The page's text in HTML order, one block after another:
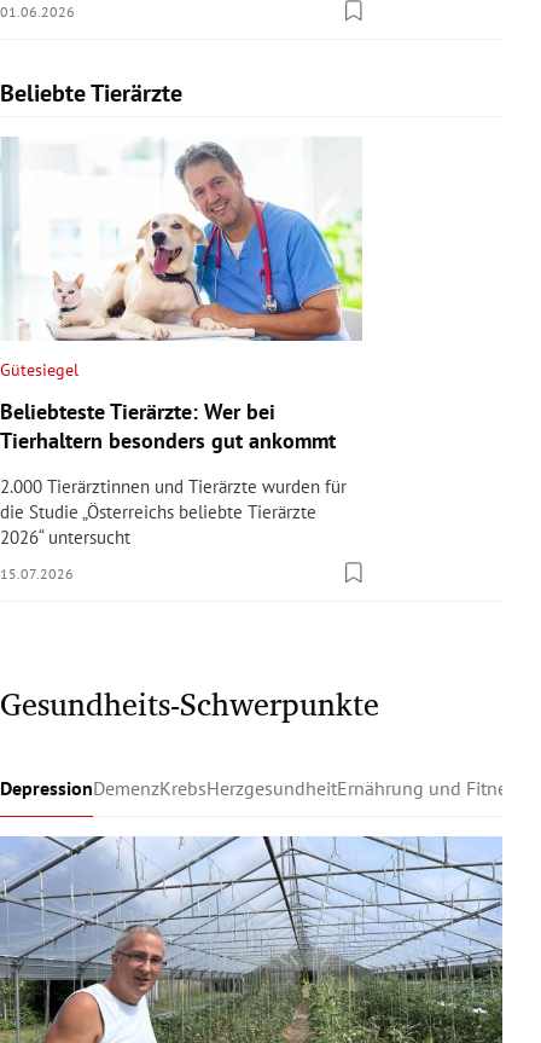
01.06.2026
Beliebte Tierärzte
Slide 1 von 1
Gütesiegel
Beliebteste Tierärzte: Wer bei
Tierhaltern besonders gut ankommt
2.000 Tierärztinnen und Tierärzte wurden für
die Studie „Österreichs beliebte Tierärzte
2026“ untersucht
15.07.2026
Gesundheits-Schwerpunkte
DepressionDemenzKrebsHerzgesundheitErnährung und Fitness